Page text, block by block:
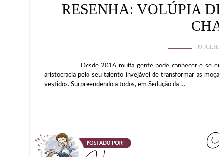
RESENHA: VOLÚPIA
09
Desde 2016 muita gente pode conhecer e se
aristocracia pelo seu talento invejável de transformar as
vestidos. Surpreendendo a todos, em Sedução da …